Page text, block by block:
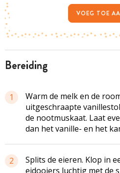
bereiding
1
Warm de melk en de
uitgeschraapte
de nootmuskaat. Laat
dan het vanille- en het
2
Splits de eieren. Klop in
eidooiers luchtig met de
VOEG TOE